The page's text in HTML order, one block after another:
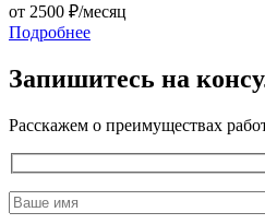
от 2500 ₽/месяц
Подробнее
Запишитесь на
Расскажем о преимуществах